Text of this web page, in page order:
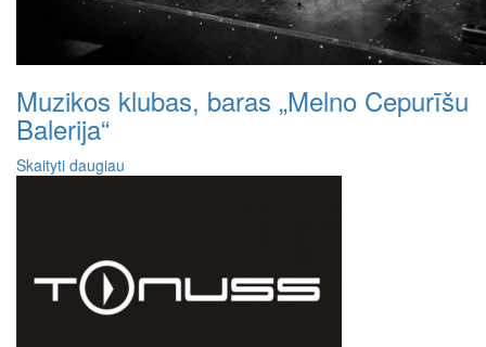
Muzikos klubas, baras „Melno Cepurīšu
Balerija“
Skaityti daugiau